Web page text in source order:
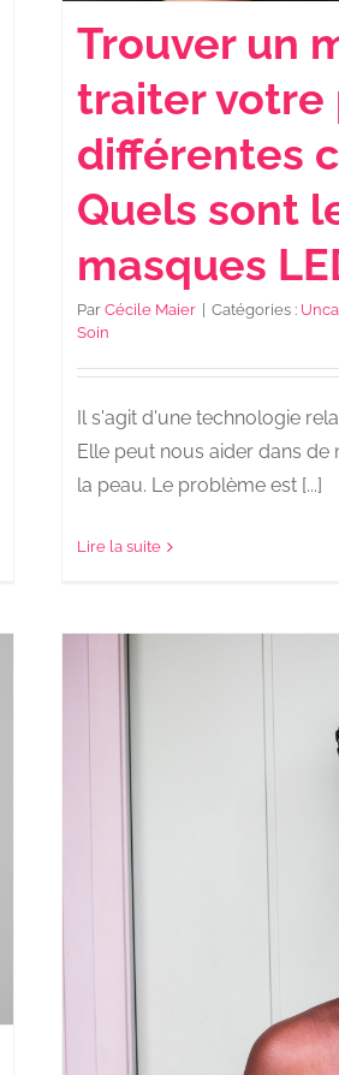
Trouver un
traiter votre
différentes
Quels sont
masques
Par Cécile Maier Catégories :
Soin
Il s'agit d'une technologie
Elle peut nous aider dans
la peau. Le problème est [...]
Lire la suite